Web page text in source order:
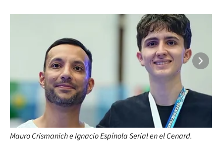
Mauro Crismanich e Ignacio Espínola Serial en el Cenard.